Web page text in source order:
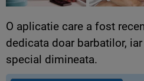
O aplicatie care a fost
dedicata doar barbatilor,
special dimineata.